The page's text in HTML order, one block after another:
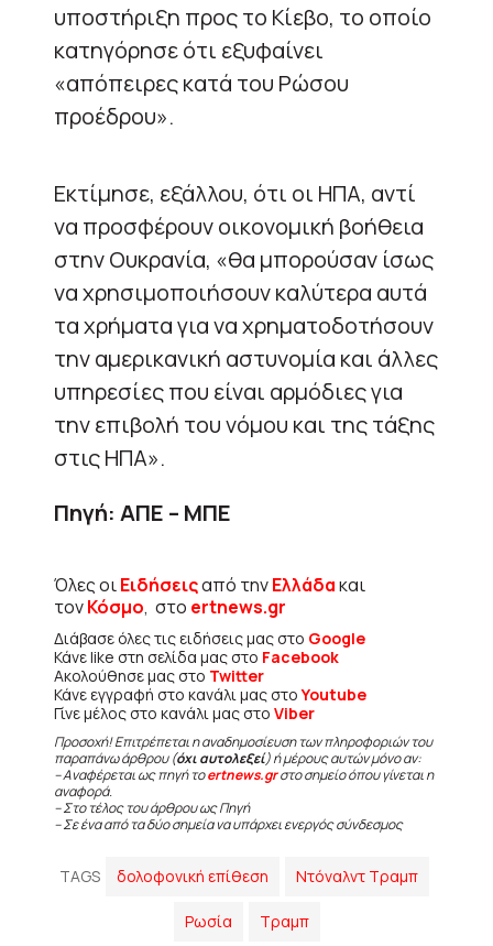
υποστήριξη προς το Κίεβο, το οποίο
κατηγόρησε ότι εξυφαίνει
«απόπειρες κατά του Ρώσου
προέδρου».
Εκτίμησε, εξάλλου, ότι οι ΗΠΑ, αντί
να προσφέρουν οικονομική βοήθεια
στην Ουκρανία, «θα μπορούσαν ίσως
να χρησιμοποιήσουν καλύτερα αυτά
τα χρήματα για να χρηματοδοτήσουν
την αμερικανική αστυνομία και άλλες
υπηρεσίες που είναι αρμόδιες για
την επιβολή του νόμου και της τάξης
στις ΗΠΑ».
Πηγή: ΑΠΕ – ΜΠΕ
Όλες οιΕιδήσειςαπό τηνΕλλάδακαι
τονΚόσμο, στο ertnews.gr
Διάβασε όλες τις ειδήσεις μας στο Google
Κάνε like στη σελίδα μας στο Facebook
Ακολούθησε μας στο Twitter
Κάνε εγγραφή στο κανάλι μας στοYoutube
Γίνε μέλος στο κανάλι μας στο Viber
Προσοχή! Επιτρέπεται η αναδημοσίευση των πληροφοριών του
παραπάνω άρθρου (όχι αυτολεξεί) ή μέρους αυτών μόνο αν:
– Αναφέρεται ως πηγή τοertnews.grστο σημείο όπου γίνεται η
αναφορά.
– Στο τέλος του άρθρου ως Πηγή
– Σε ένα από τα δύο σημεία να υπάρχει ενεργός σύνδεσμος
TAGS δολοφονική επίθεση Ντόναλντ Τραμπ
Ρωσία Τραμπ